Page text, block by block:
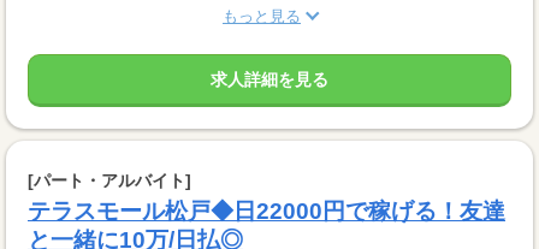
もっと見る
求人詳細を見る
[パート・アルバイト]
テラスモール松戸◆日22000円で稼げる！友達
と一緒に10万/日払◎